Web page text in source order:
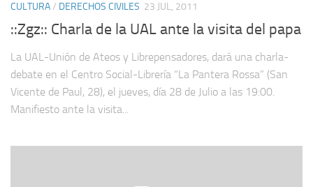
CULTURA/ DERECHOS CIVILES 23 JUL, 2011
::Zgz:: Charla de la UAL ante la visita del papa
La UAL-Unión de Ateos y Librepensadores, dará una charla-
debate en el Centro Social-Librería “La Pantera Rossa” (San
Vicente de Paul, 28), el jueves, día 28 de Julio a las 19:00.
Manifiesto ante la visita...